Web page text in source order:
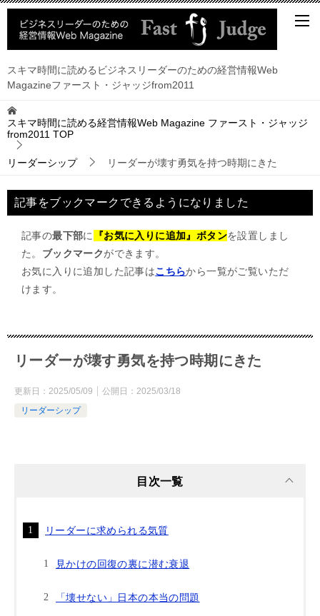
スキマ時間に読めるビジネスリーダーのための経営情報Web
Magazineファースト・ジャッジfrom2011
スキマ時間に読める経営情報Web Magazine ファースト・ジャッジ
from2011 TOP
リーダーシップ リーダーが壊す勇気を持つ時期にきた
記事をブックマークできるようになりました
記事の最下部に 『お気に入りに追加』ボタンを設置しまし
た。 ブックマークができます。
お気に入りに追加した記事はこちらから一覧がご覧いただ
けます。
リーダーが壊す勇気を持つ時期にきた
更新日： 2025/05/09 公開日： 2025/03/18
リーダーシップ
目次一覧
リーダーに求められる気質
見かけの回復の裏に潜む衰退
「壊せない」日本の本当の問題